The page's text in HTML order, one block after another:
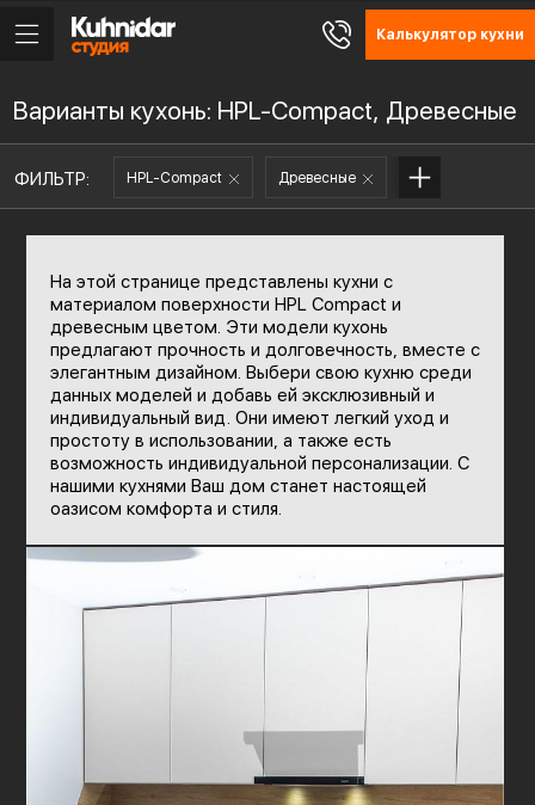
Калькулятор кухни
Варианты кухонь: HPL-Compact, Древесные
ФИЛЬТР: HPL-Compact Древесные
На этой странице представлены кухни с
материалом поверхности HPL Compact и
древесным цветом. Эти модели кухонь
предлагают прочность и долговечность, вместе с
элегантным дизайном. Выбери свою кухню среди
данных моделей и добавь ей эксклюзивный и
индивидуальный вид. Они имеют легкий уход и
простоту в использовании, а также есть
возможность индивидуальной персонализации. С
нашими кухнями Ваш дом станет настоящей
оазисом комфорта и стиля.